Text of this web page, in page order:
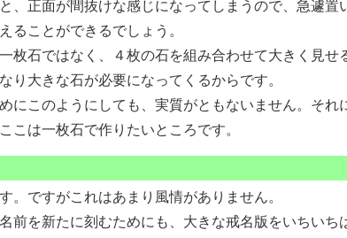
、正面が間抜けな感じになってしまうので、急遽置
ることができるでしょう。
石ではなく、４枚の石を組み合わせて大きく見せ
り大きな石が必要になってくるからです。
このようにしても、実質がともないません。それ
こは一枚石で作りたいところです。
ですがこれはあまり風情がありません。
を新たに刻むためにも、大きな戒名版をいちいち